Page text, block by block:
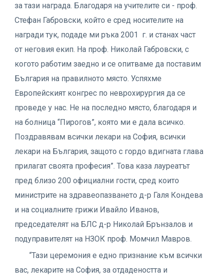
за тази награда. Благодаря на учителите си - проф.
Стефан Габровски, който е сред носителите на
награди тук, подаде ми ръка 2001 г. и станах част
от неговия екип. На проф. Николай Габровски, с
когото работим заедно и се опитваме да поставим
България на правилното място. Успяхме
Европейският конгрес по неврохирургия да се
проведе у нас. Не на последно място, благодаря и
на болница “Пирогов”, която ми е дала всичко.
Поздравявам всички лекари на София, всички
лекари на България, защото с гордо вдигната глава
прилагат своята професия”. Това каза лауреатът
пред близо 200 официални гости, сред които
министрите на здравеопазването д-р Галя Кондева
и на социалните грижи Ивайло Иванов,
председателят на БЛС д-р Николай Брънзалов и
подуправителят на НЗОК проф. Момчил Мавров.
“Тази церемония е едно признание към всички
вас, лекарите на София, за отдадеността и